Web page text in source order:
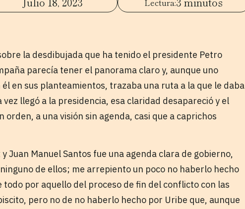
la desdibujada que ha tenido el presidente Petro
parecía tener el panorama claro y, aunque uno
en sus planteamientos, trazaba una ruta a la que le daba
llegó a la presidencia, esa claridad desapareció y el
a una visión sin agenda, casi que a caprichos
Juan Manuel Santos fue una agenda clara de gobierno,
de ellos; me arrepiento un poco no haberlo hecho
todo por aquello del proceso de fin del conflicto con las
pero no de no haberlo hecho por Uribe que, aunque